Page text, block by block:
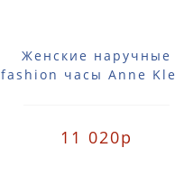
Женские наручные
fashion часы Anne
11 020р